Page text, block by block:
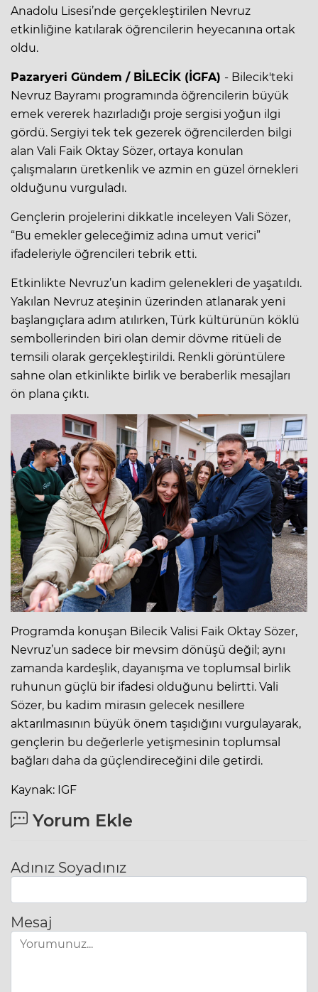
Anadolu Lisesi’nde gerçekleştirilen Nevruz
etkinliğine katılarak öğrencilerin heyecanına ortak
oldu.
Pazaryeri Gündem / BİLECİK (İGFA) - Bilecik'teki
Nevruz Bayramı programında öğrencilerin büyük
emek vererek hazırladığı proje sergisi yoğun ilgi
gördü. Sergiyi tek tek gezerek öğrencilerden bilgi
alan Vali Faik Oktay Sözer, ortaya konulan
çalışmaların üretkenlik ve azmin en güzel örnekleri
olduğunu vurguladı.
Gençlerin projelerini dikkatle inceleyen Vali Sözer,
“Bu emekler geleceğimiz adına umut verici”
ifadeleriyle öğrencileri tebrik etti.
Etkinlikte Nevruz’un kadim gelenekleri de yaşatıldı.
Yakılan Nevruz ateşinin üzerinden atlanarak yeni
başlangıçlara adım atılırken, Türk kültürünün köklü
sembollerinden biri olan demir dövme ritüeli de
temsili olarak gerçekleştirildi. Renkli görüntülere
sahne olan etkinlikte birlik ve beraberlik mesajları
ön plana çıktı.
Programda konuşan Bilecik Valisi Faik Oktay Sözer,
Nevruz’un sadece bir mevsim dönüşü değil; aynı
zamanda kardeşlik, dayanışma ve toplumsal birlik
ruhunun güçlü bir ifadesi olduğunu belirtti. Vali
Sözer, bu kadim mirasın gelecek nesillere
aktarılmasının büyük önem taşıdığını vurgulayarak,
gençlerin bu değerlerle yetişmesinin toplumsal
bağları daha da güçlendireceğini dile getirdi.
Kaynak: IGF
Yorum Ekle
Adınız Soyadınız
Mesaj